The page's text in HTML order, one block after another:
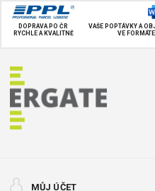
DOPRAVA PO ČR
RYCHLE A KVALITNĚ
VAŠE POPTÁVKY A
VE
MŮJ ÚČET